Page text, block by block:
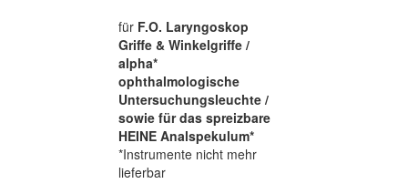
für F.O. Laryngoskop
Griffe & Winkelgriffe /
alpha*
ophthalmologische
Untersuchungsleuchte /
sowie für das spreizbare
HEINE Analspekulum*
*Instrumente nicht mehr
lieferbar